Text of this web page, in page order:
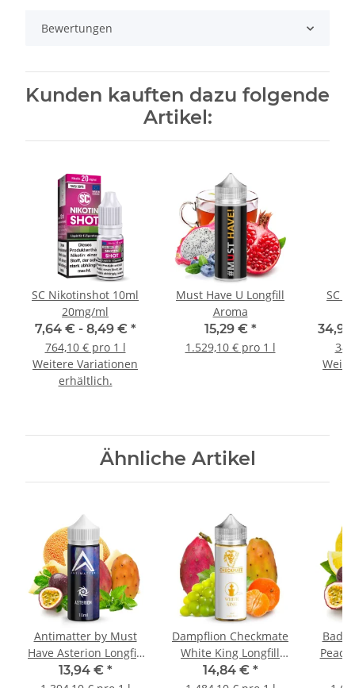
Bewertungen
Kunden kauften dazu folgende
Artikel:
SC Nikotinshot 10ml
20mg/ml
7,64 € - 8,49 € *
764,10 € pro 1 l
Weitere Variationen
erhältlich.
Must Have U Longfill
Aroma
15,29 € *
1.529,10 € pro 1 l
SC
Ähnliche Artikel
Antimatter by Must
Have Asterion Longfill
Aroma
13,94 € *
Dampflion Checkmate
White King Longfill
Aroma
14,84 € *
Bad